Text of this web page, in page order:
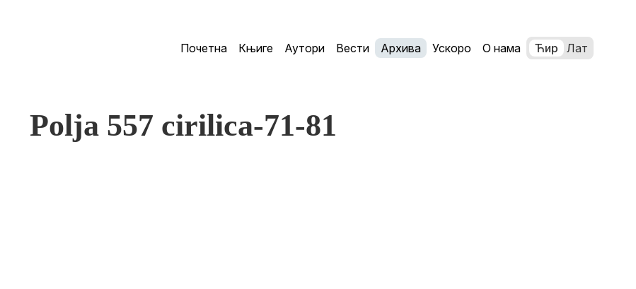
Почетна Књиге Аутори Вести Архива Ускоро О нама Ћир Лат
Polja 557 cirilica-71-81